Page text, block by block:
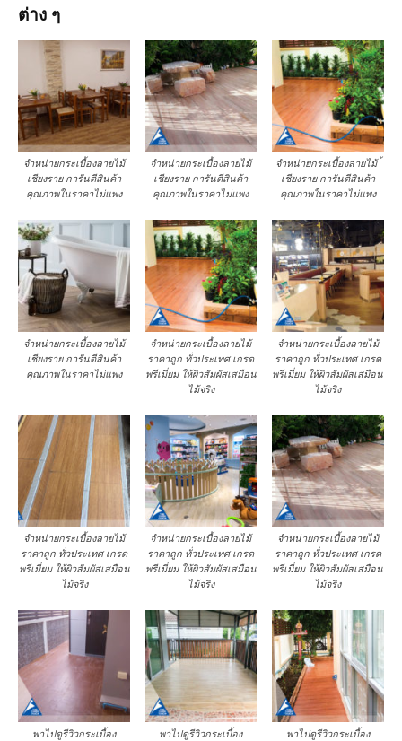
ต่าง ๆ
จำหน่ายกระเบื้องลายไม้
เชียงราย การันตีสินค้า
คุณภาพในราคาไม่แพง
จำหน่ายกระเบื้องลายไม้
เชียงราย การันตีสินค้า
คุณภาพในราคาไม่แพง
จำหน่ายกระเบื้องลายไม้ ้
เชียงราย การันตีสินค้า
คุณภาพในราคาไม่แพง
จำหน่ายกระเบื้องลายไม้
เชียงราย การันตีสินค้า
คุณภาพในราคาไม่แพง
จำหน่ายกระเบื้องลายไม้
ราคาถูก ทั่วประเทศ เกรด
พรีเมี่ยม ให้ผิวสัมผัสเสมือน
ไม้จริง
จำหน่ายกระเบื้องลายไม้
ราคาถูก ทั่วประเทศ เกรด
พรีเมี่ยม ให้ผิวสัมผัสเสมือน
ไม้จริง
จำหน่ายกระเบื้องลายไม้
ราคาถูก ทั่วประเทศ เกรด
พรีเมี่ยม ให้ผิวสัมผัสเสมือน
ไม้จริง
จำหน่ายกระเบื้องลายไม้
ราคาถูก ทั่วประเทศ เกรด
พรีเมี่ยม ให้ผิวสัมผัสเสมือน
ไม้จริง
จำหน่ายกระเบื้องลายไม้
ราคาถูก ทั่วประเทศ เกรด
พรีเมี่ยม ให้ผิวสัมผัสเสมือน
ไม้จริง
พาไปดูรีวิวกระเบื้อง
พาไปดูรีวิวกระเบื้อง
พาไปดูรีวิวกระเบื้อง